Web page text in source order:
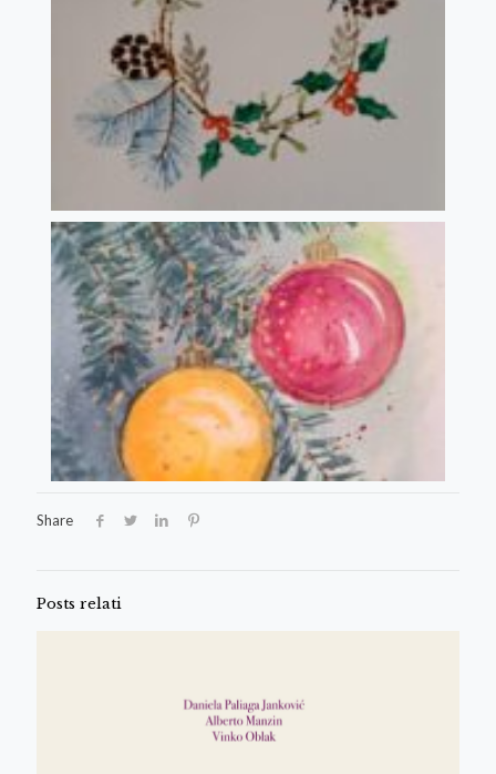
Share
Posts relati